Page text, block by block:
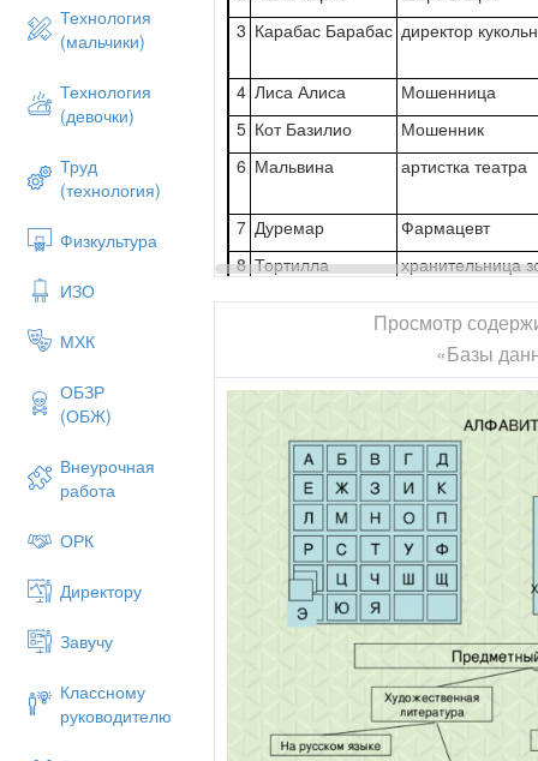
Технология
(мальчики)
Технология
(девочки)
Труд
(технология)
Физкультура
ИЗО
МХК
ОБЗР
(ОБЖ)
Внеурочная
работа
ОРК
Директору
Завучу
Классному
руководителю
3 Карабас Барабас директор
4 Лиса Алиса
Мошенница
5 Кот Базилио
Мошенник
6 Мальвина артистка театра
7 Дуремар
Фармацевт
8 Тортилла
хранительница
5. Измените ширину каждого
минимальной, но был виден весь
Это можно сделать при помощи
Выделите нужный столбец и
меню выберете команду «Ширина
По ширине данных.
Высоту строки можно изменить
в меню Формат командой
отредактировать одну строку,
автоматически.
6. Измените шрифт таблицы наArial,
7. Выполнитесортировку
обратном алфавитному.
Это можно сделать так.
Просмотр
«Базы